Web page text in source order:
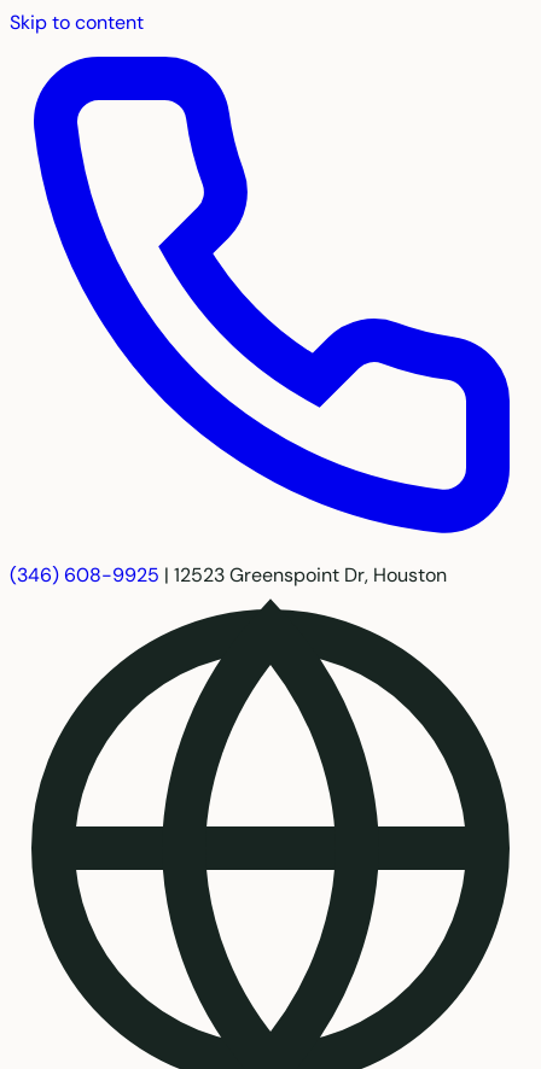
Skip to content
(346) 608-9925 | 12523 Greenspoint Dr, Houston